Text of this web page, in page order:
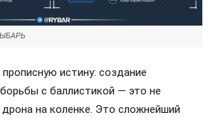
истину: создание
с баллистикой — это не
дрона на коленке. Это сложнейший